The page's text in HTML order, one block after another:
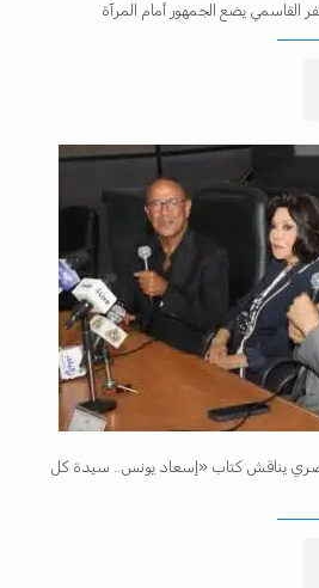
القاسمي يضع الجمهور أمام المرآة
يناقش كتاب «إسعاد يونس.. سيدة كل